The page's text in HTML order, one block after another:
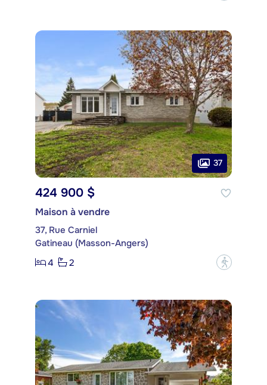
37
424 900 $
Maison à vendre
37, Rue Carniel
Gatineau (Masson-Angers)
4
2 ?